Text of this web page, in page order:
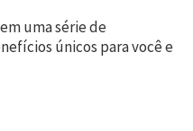
uma série de
únicos para você e